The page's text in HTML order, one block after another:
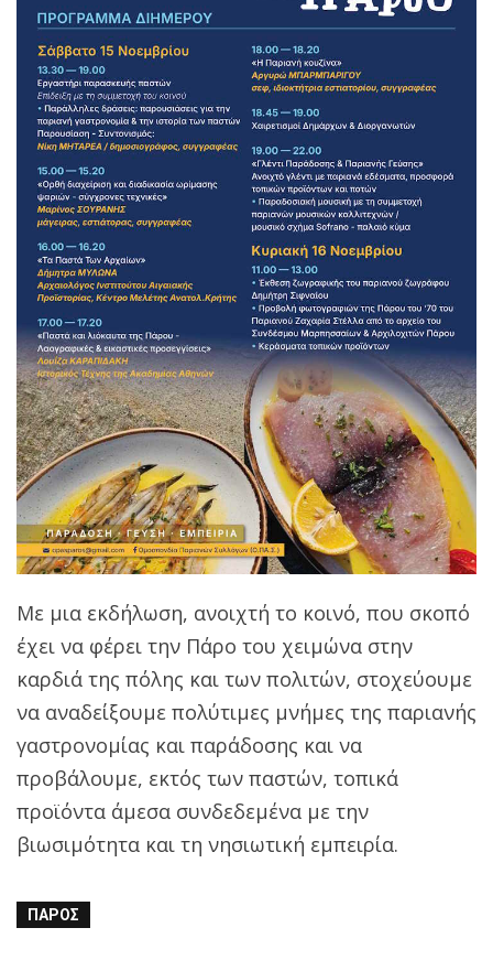
Με μια εκδήλωση, ανοιχτή το κοινό, που σκοπό
έχει να φέρει την Πάρο του χειμώνα στην
καρδιά της πόλης και των πολιτών, στοχεύουμε
να αναδείξουμε πολύτιμες μνήμες της παριανής
γαστρονομίας και παράδοσης και να
προβάλουμε, εκτός των παστών, τοπικά
προϊόντα άμεσα συνδεδεμένα με την
βιωσιμότητα και τη νησιωτική εμπειρία.
ΠΆΡΟΣ